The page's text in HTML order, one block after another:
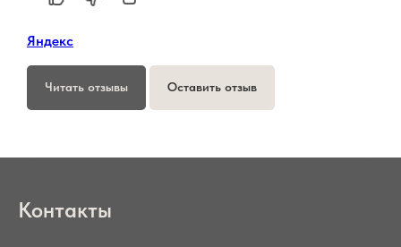
Яндекс
Читать отзывы Оставить отзыв
Контакты